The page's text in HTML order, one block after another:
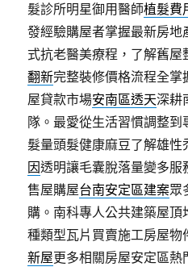
髮診所明星御用醫師植髮費
發經驗購屋者掌握最新房地
式抗老醫美療程，了解舊屋
翻新完整裝修價格流程全
屋貸款市場安南區透天深耕
隊。最愛從生活習慣調整到
髮量頭髮健康麻豆了解雄性
因透明讓毛囊脫落量變多
售屋購屋台南安定區建案眾
購。南科專人公共建築屋頂
種類型瓦片買賣施工房屋物
新屋更多相關房屋安定區